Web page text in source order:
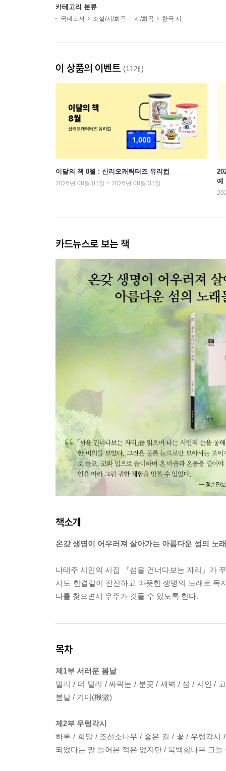
카테고리 분류
국내도서 소설/시/희곡 시/희곡 한국 시
이 상품의 이벤트 (11개)
이달의 책 8월 : 산리오캐릭터즈 유리컵
2026년 08월 01일 ~ 2026년 08월 31일
예
카드뉴스로 보는 책
책소개
온갖 생명이 어우러져 살아가는 아름다운 섬의 노
나태주 시인의 시집 『섬을 건너다보는 자리』가
서도 한결같이 잔잔하고 따뜻한 생명의 노래로
나를 찾으면서 우주가 깃들 수 있도록 한다.
목차
제1부 서러운 봄날
멀리 / 더 멀리 / 싸락눈 / 분꽃 / 새벽 / 섬 / 시인 /
봄날 / 기미(機微)
제2부 우렁각시
하루 / 희망 / 조선소나무 / 좋은 길 / 꽃 / 우렁각
되었다는 말 들어본 적은 없지만 / 목백합나무 그